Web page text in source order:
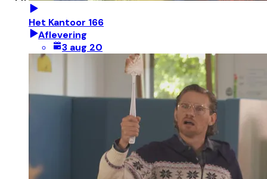
Het Kantoor 166
Aflevering
3 aug 20